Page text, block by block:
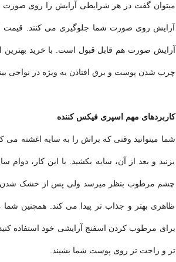
میتوان گفت در هر شرایطی آرایش را روی صورت
آرایش روی صورت شما جلوگیری می کنند. قيمت
آرایش صورت هم قابل قبول است. با خرید بهترین
چرب شدن پوست و برق افتادن به ویژه در نواحی
کاربردهای مهم اسپری فیکس کننده
شما میتوانید وقتی که براش را به سایه اغشته
بزنید و بعد از آن، سایه بکشید. با این کار، دوام
چشم مرطوب بنظر میرسد ولی پس از خشک شدن
ظاهری بهتر و جذاب تر پیدا می کند. همچنين شما
برای مرطوب کردن اسفنج آرایشی خود استفاده
تر و راحت تر روی پوست شما بشیند.